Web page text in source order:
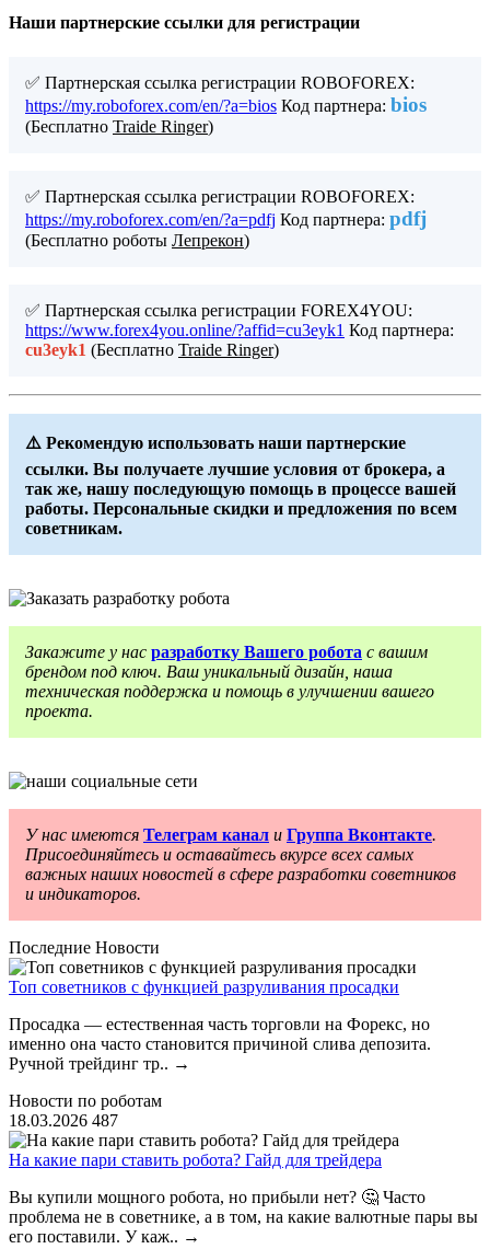
Наши партнерские ссылки для регистрации
✅ Партнерская ссылка регистрации ROBOFOREX:
https://my.roboforex.com/en/?a=bios Код партнера: bios
(Бесплатно Traide Ringer)
✅ Партнерская ссылка регистрации ROBOFOREX:
https://my.roboforex.com/en/?a=pdfj Код партнера: pdfj
(Бесплатно роботы Лепрекон)
✅ Партнерская ссылка регистрации FOREX4YOU:
https://www.forex4you.online/?affid=cu3eyk1 Код партнера:
cu3eyk1 (Бесплатно Traide Ringer)
⚠️ Рекомендую использовать наши партнерские
ссылки. Вы получаете лучшие условия от брокера, а
так же, нашу последующую помощь в процессе вашей
работы. Персональные скидки и предложения по всем
советникам.
Закажите у нас разработку Вашего робота с вашим
брендом под ключ. Ваш уникальный дизайн, наша
техническая поддержка и помощь в улучшении вашего
проекта.
У нас имеются Телеграм канал и Группа Вконтакте.
Присоединяйтесь и оставайтесь вкурсе всех самых
важных наших новостей в сфере разработки советников
и индикаторов.
Последние Новости
Топ советников с функцией разруливания просадки
Просадка — естественная часть торговли на Форекс, но
именно она часто становится причиной слива депозита.
Ручной трейдинг тр.. →
Новости по роботам
18.03.2026 487
На какие пари ставить робота? Гайд для трейдера
Вы купили мощного робота, но прибыли нет? 🤔 Часто
проблема не в советнике, а в том, на какие валютные пары вы
его поставили. У каж.. →